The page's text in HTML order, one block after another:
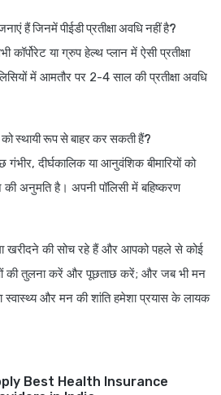
हैं जिनमें पीईडी प्रतीक्षा अवधि नहीं है?
या ग्रुप हेल्थ प्लान में ऐसी प्रतीक्षा
में आमतौर पर 2-4 साल की प्रतीक्षा अवधि
को स्थायी रूप से बाहर कर सकती हैं?
दीर्घकालिक या आनुवंशिक बीमारियों को
अनुमति है। अपनी पॉलिसी में बहिष्करण
खरीदने की सोच रहे हैं और आपको पहले से कोई
की तुलना करें और पूछताछ करें; और जब भी मन
और मन की शांति हमेशा प्रयास के लायक
Best Health Insurance